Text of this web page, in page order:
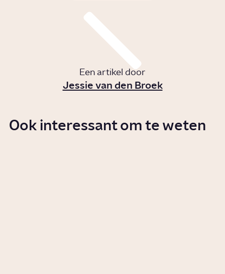
Een artikel door
Jessie van den Broek
Ook interessant om te weten